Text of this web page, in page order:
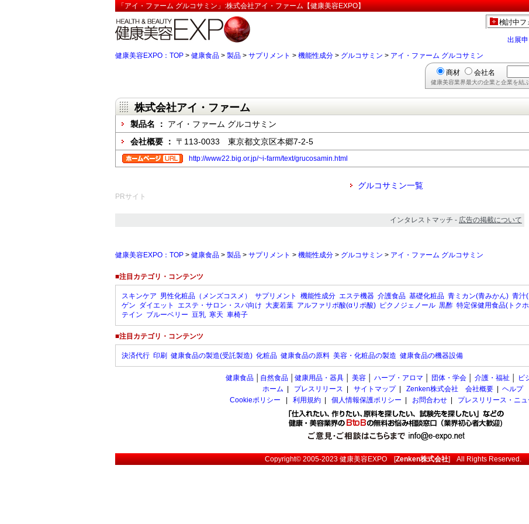
「アイ・ファーム グルコサミン」:株式会社アイ・ファーム【健康美容EXPO】
検討中フ
出展
健康美容EXPO：TOP > 健康食品 > 製品 > サプリメント > 機能性成分 > グルコサミン > アイ・ファーム グルコサミン
商材 会社名
健康美容業界最大の企業と企業を結
株式会社アイ・ファーム
製品名 ： アイ・ファーム グルコサミン
会社概要 ： 〒113-0033 東京都文京区本郷7-2-5
http://www22.big.or.jp/~i-farm/text/grucosamin.html
グルコサミン一覧
PRサイト
インタレストマッチ - 広告の掲載について
健康美容EXPO：TOP > 健康食品 > 製品 > サプリメント > 機能性成分 > グルコサミン > アイ・ファーム グルコサミン
■注目カテゴリ・コンテンツ
スキンケア 男性化粧品（メンズコスメ） サプリメント 機能性成分 エステ機器 介護食品 基礎化粧品 青ミカン(青みかん) 青汁
ゲン ダイエット エステ・サロン・スパ向け 大麦若葉 アルファリポ酸(αリポ酸) ピクノジェノール 黒酢 特定保健用食品(トク
テイン ブルーベリー 豆乳 寒天 車椅子
■注目カテゴリ・コンテンツ
決済代行 印刷 健康食品の製造(受託製造) 化粧品 健康食品の原料 美容・化粧品の製造 健康食品の機器設備
健康食品 自然食品 健康用品・器具 美容 ハーブ・アロマ 団体・学会 介護・福祉
ビ
ホーム
プレスリリース サイトマップ| Zenken株式会社 会社概要
ヘルプ
Cookieポリシー
利用規約 個人情報保護ポリシー お問合わせ プレスリリース・ニ
Copyright© 2005-2023健康美容EXPO[Zenken株式会社] All Rights Reserved.